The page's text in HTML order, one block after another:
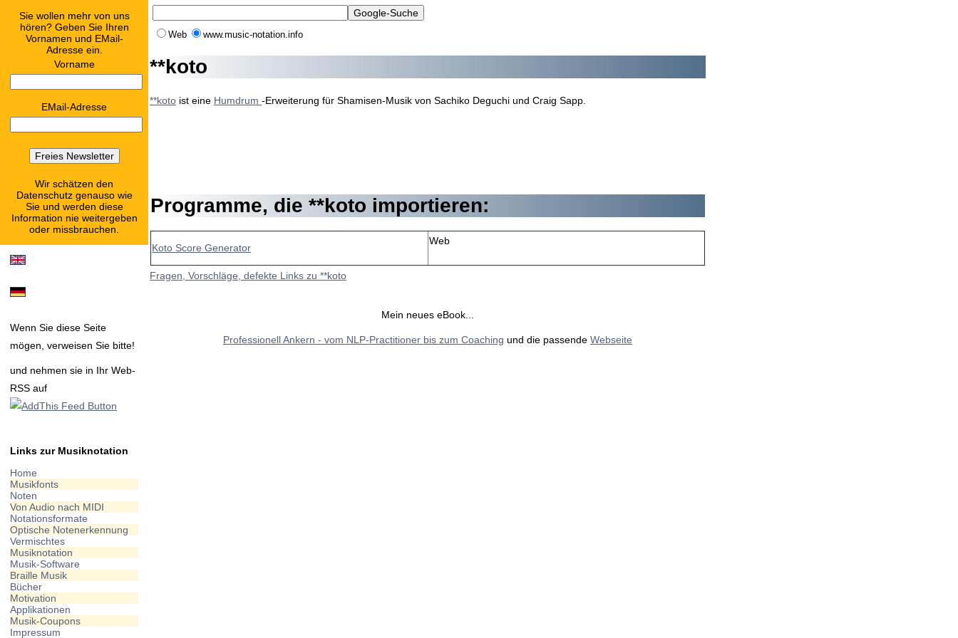
Sie wollen mehr von uns
hören? Geben Sie Ihren
Vornamen und EMail-
Adresse ein.
Vorname
EMail-Adresse
Wir schätzen den
Datenschutz genauso wie
Sie und werden diese
Information nie weitergeben
oder missbrauchen.
Wenn Sie diese Seite
mögen, verweisen Sie bitte!
und nehmen sie in Ihr Web-
RSS auf
Links zur Musiknotation
Home
Musikfonts
Noten
Von Audio nach MIDI
Notationsformate
Optische Notenerkennung
Vermischtes
Musiknotation
Musik-Software
Braille Musik
Bücher
Motivation
Applikationen
Musik-Coupons
Impressum
Web www.music-notation.info
**koto
**koto ist eine Humdrum -Erweiterung für Shamisen-Musik von Sachiko Deguchi und Craig Sapp.
Programme, die **koto importieren:
Koto Score Generator
Web
Fragen, Vorschläge, defekte Links zu **koto
Mein neues eBook...
Professionell Ankern - vom NLP-Practitioner bis zum Coaching und die passende Webseite